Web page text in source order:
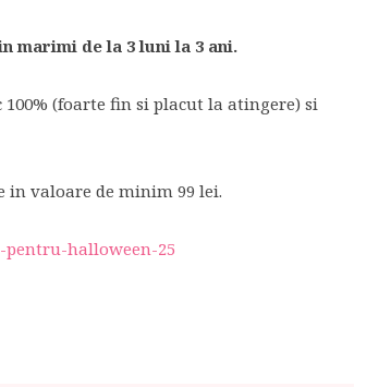
marimi de la 3 luni la 3 ani.
(foarte fin si placut la atingere) si
valoare de minim 99 lei.
pentru-halloween-25